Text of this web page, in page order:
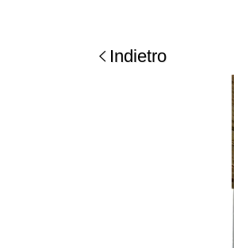
Indietro